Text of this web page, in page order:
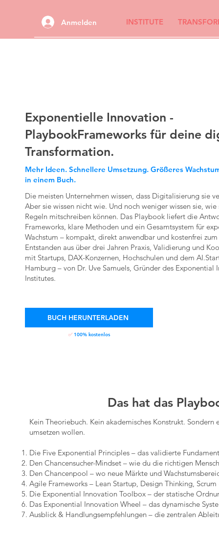
INSTITUTE
Anmelden
Exponentielle Innovation -
PlaybookFrameworks für deine
Transformation.
Mehr Ideen. Schnellere Umsetzung. Größeres
in einem Buch.
Die meisten Unternehmen wissen, dass Digitalisierung sie
Aber sie wissen nicht wie. Und noch weniger wissen sie,
Regeln mitschreiben können. Das Playbook liefert die
Frameworks, klare Methoden und ein Gesamtsystem für
Wachstum – kompakt, direkt anwendbar und kostenfrei
Entstanden aus über drei Jahren Praxis, Validierung und
mit Startups, DAX-Konzernen, Hochschulen und dem
Hamburg – von Dr. Uve Samuels, Gründer des Exponential
Institutes.
BUCH HERUNTERLADEN
✅ 100% kostenlos
Das hat das
Kein Theoriebuch. Kein akademisches Konstrukt.
umsetzen wollen.
Die Five Exponential Principles – das validierte
Den Chancensucher-Mindset – wie du die richtigen
Den Chancenpool – wo neue Märkte und
Agile Frameworks – Lean Startup, Design Thinking,
Die Exponential Innovation Toolbox – der statische
Das Exponential Innovation Wheel – das dynamische
Ausblick & Handlungsempfehlungen – die zentralen